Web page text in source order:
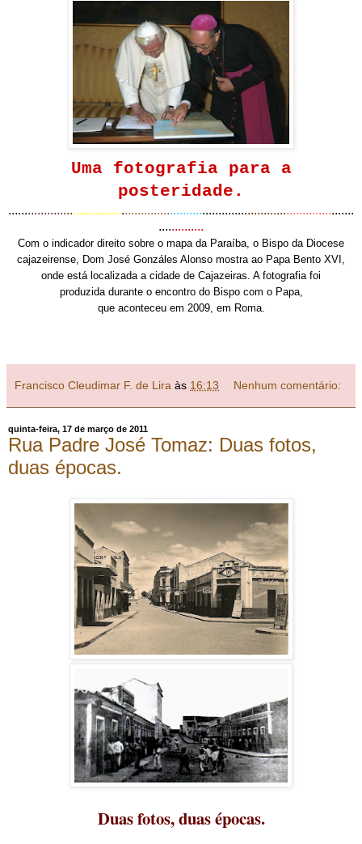
Uma fotografia para a
posteridade.
...........................................................................................................
..............
Com o indicador direito sobre o mapa da Paraíba, o Bispo da Diocese
cajazeirense, Dom José Gonzáles Alonso mostra ao Papa Bento XVI,
onde está localizada a cidade de Cajazeiras. A fotografia foi
produzida durante o encontro do Bispo com o Papa,
que aconteceu em 2009, em Roma.
Francisco Cleudimar F. de Lira às 16:13 Nenhum comentário:
quinta-feira, 17 de março de 2011
Rua Padre José Tomaz: Duas fotos,
duas épocas.
Duas fotos, duas épocas.